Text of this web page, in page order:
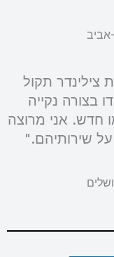
אביב
צילינדר תקול
בצורה נקייה
חדש. אני מרוצה
שירותיהם."